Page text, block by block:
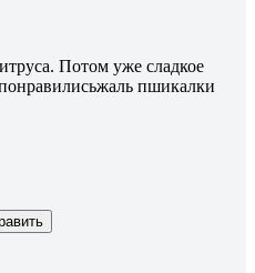
Потом уже сладкое
пшикалки